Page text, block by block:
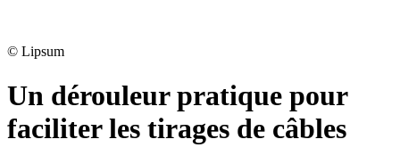
© Lipsum
Un dérouleur pratique pour
faciliter les tirages de câbles